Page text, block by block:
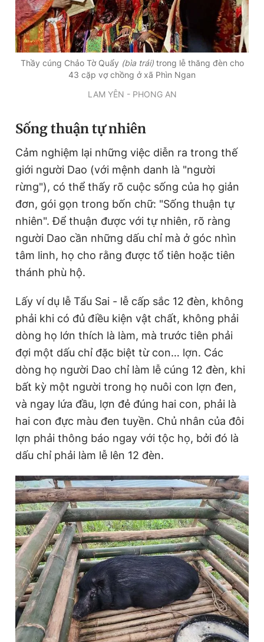
Giấy phép xuất bản số 110/GP - BTTTT cấp ngày 24.3.2020
© 2003-2026 Bản quyền thuộc về Báo Thanh Niên. Cấm sao
chép dưới mọi hình thức nếu không có sự chấp thuận bằng văn
bản. Phát triển bởi ePi Technologies, JSC.
Thầy cúng Chảo Tờ Quẩy (bìa trái)trong lễ thăng đèn cho
43 cặp vợ chồng ở xã Phìn Ngan
LAM YÊN - PHONG AN
Sống thuận tự nhiên
Cảm nghiệm lại những việc diễn ra trong thế
giới người Dao (với mệnh danh là "người
rừng"), có thể thấy rõ cuộc sống của họ giản
đơn, gói gọn trong bốn chữ: "Sống thuận tự
nhiên". Để thuận được với tự nhiên, rõ ràng
người Dao cần những dấu chỉ mà ở góc nhìn
tâm linh, họ cho rằng được tổ tiên hoặc tiên
thánh phù hộ.
Lấy ví dụ lễ Tẩu Sai - lễ cấp sắc 12 đèn, không
phải khi có đủ điều kiện vật chất, không phải
dòng họ lớn thích là làm, mà trước tiên phải
đợi một dấu chỉ đặc biệt từ con… lợn. Các
dòng họ người Dao chỉ làm lễ cúng 12 đèn, khi
bất kỳ một người trong họ nuôi con lợn đen,
và ngay lứa đầu, lợn đẻ đúng hai con, phải là
hai con đực màu đen tuyền. Chủ nhân của đôi
lợn phải thông báo ngay với tộc họ, bởi đó là
dấu chỉ phải làm lễ lên 12 đèn.